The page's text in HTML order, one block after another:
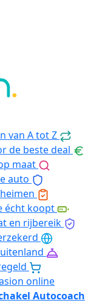
van A tot Z
de beste deal
maat
auto
écht koopt
en rijbereik
online
Autocoach